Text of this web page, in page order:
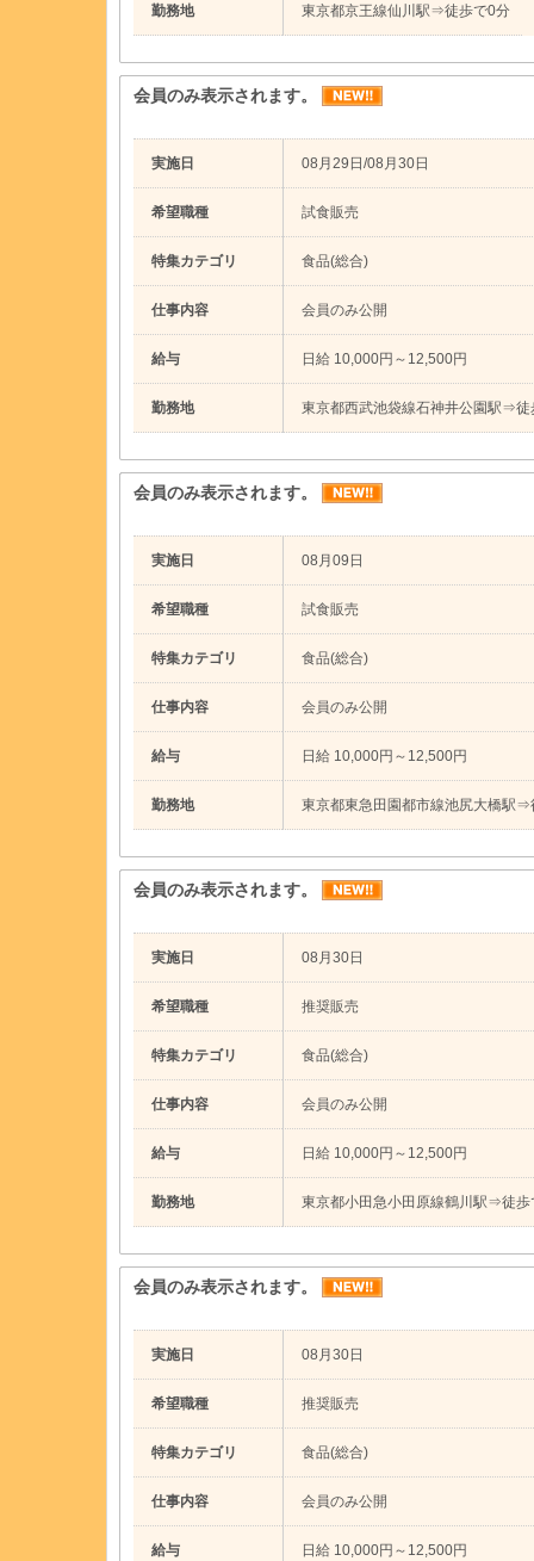
勤務地 東京都京王線仙川駅⇒徒歩で0分
会員のみ表示されます。
実施日 08月29日/08月30日
希望職種 試食販売
特集カテゴリ 食品(総合)
仕事内容 会員のみ公開
給与 日給 10,000円～12,500円
勤務地 東京都西武池袋線石神井公園駅⇒徒
会員のみ表示されます。
実施日 08月09日
希望職種 試食販売
特集カテゴリ 食品(総合)
仕事内容 会員のみ公開
給与 日給 10,000円～12,500円
勤務地 東京都東急田園都市線池尻大橋駅⇒
会員のみ表示されます。
実施日 08月30日
希望職種 推奨販売
特集カテゴリ 食品(総合)
仕事内容 会員のみ公開
給与 日給 10,000円～12,500円
勤務地 東京都小田急小田原線鶴川駅⇒徒歩
会員のみ表示されます。
実施日 08月30日
希望職種 推奨販売
特集カテゴリ 食品(総合)
仕事内容 会員のみ公開
給与 日給 10,000円～12,500円